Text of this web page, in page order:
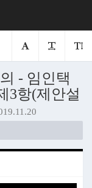
- 임인택
3항(제안설